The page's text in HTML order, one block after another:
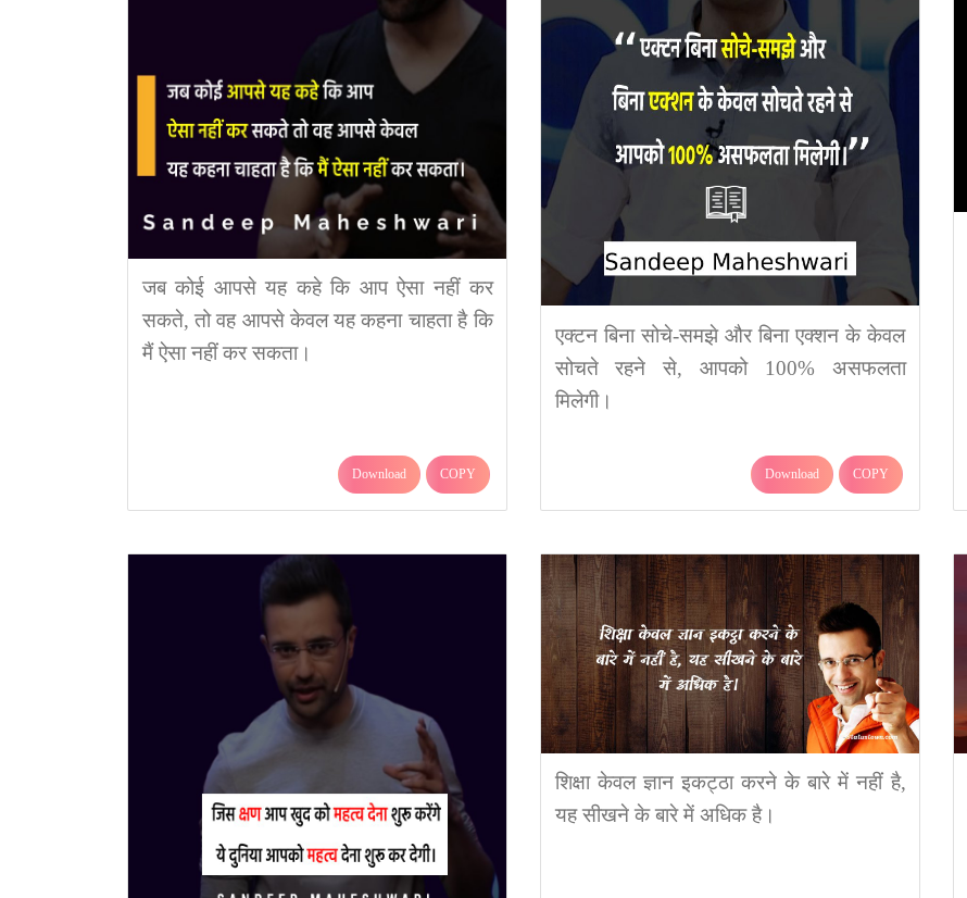
जब कोई आपसे यह कहे कि आप ऐसा नहीं कर
सकते, तो वह आपसे केवल यह कहना चाहता है कि
मैं ऐसा नहीं कर सकता।
Download COPY
एक्टन बिना सोचे-समझे और बिना एक्शन के केवल
सोचते रहने से, आपको 100% असफलता
मिलेगी।
Download COPY
शिक्षा केवल ज्ञान इकट्ठा करने के बारे में नहीं है,
यह सीखने के बारे में अधिक है।